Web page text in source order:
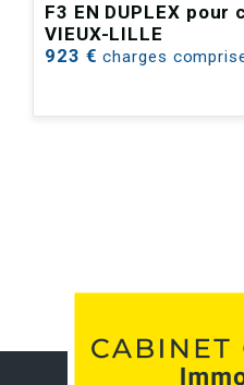
F3 EN DUPLEX pour
VIEUX-LILLE
923 €charges